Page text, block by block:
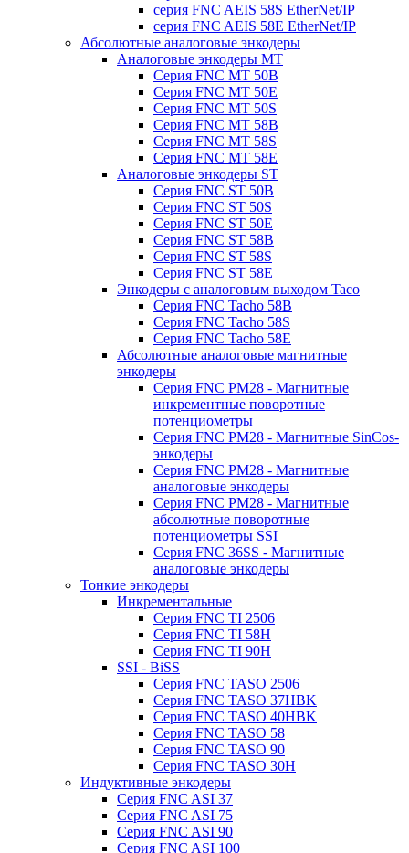
серия FNC AEIS 58S EtherNet/IP
серия FNC AEIS 58E EtherNet/IP
Абсолютные аналоговые энкодеры
Аналоговые энкодеры MT
Серия FNC MT 50B
Серия FNC MT 50E
Серия FNC MT 50S
Серия FNC MT 58B
Серия FNC MT 58S
Серия FNC MT 58E
Аналоговые энкодеры ST
Серия FNC ST 50B
Серия FNC ST 50S
Серия FNC ST 50E
Серия FNC ST 58B
Серия FNC ST 58S
Серия FNC ST 58E
Энкодеры с аналоговым выходом Taco
Серия FNC Tacho 58B
Серия FNC Tacho 58S
Серия FNC Tacho 58E
Абсолютные аналоговые магнитные
энкодеры
Серия FNC PM28 - Магнитные
инкрементные поворотные
потенциометры
Серия FNC PM28 - Магнитные SinCos-
энкодеры
Серия FNC PM28 - Магнитные
аналоговые энкодеры
Серия FNC PM28 - Магнитные
абсолютные поворотные
потенциометры SSI
Серия FNC 36SS - Магнитные
аналоговые энкодеры
Тонкие энкодеры
Инкрементальные
Серия FNC TI 2506
Серия FNC TI 58H
Серия FNC TI 90H
SSI - BiSS
Серия FNC TASO 2506
Серия FNC TASO 37HBK
Серия FNC TASO 40HBK
Серия FNC TASO 58
Серия FNC TASO 90
Серия FNC TASO 30H
Индуктивные энкодеры
Серия FNC ASI 37
Серия FNC ASI 75
Серия FNC ASI 90
Серия FNC ASI 100